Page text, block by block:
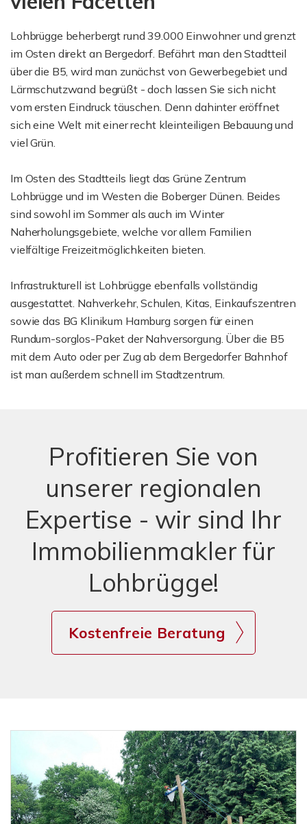
Lohbrügge beherbergt rund 39.000 Einwohner und grenzt
im Osten direkt an Bergedorf. Befährt man den Stadtteil
über die B5, wird man zunächst von Gewerbegebiet und
Lärmschutzwand begrüßt - doch lassen Sie sich nicht
vom ersten Eindruck täuschen. Denn dahinter eröffnet
sich eine Welt mit einer recht kleinteiligen Bebauung und
viel Grün.
Im Osten des Stadtteils liegt das Grüne Zentrum
Lohbrügge und im Westen die Boberger Dünen. Beides
sind sowohl im Sommer als auch im Winter
Naherholungsgebiete, welche vor allem Familien
vielfältige Freizeitmöglichkeiten bieten.
Infrastrukturell ist Lohbrügge ebenfalls vollständig
ausgestattet. Nahverkehr, Schulen, Kitas, Einkaufszentren
sowie das BG Klinikum Hamburg sorgen für einen
Rundum-sorglos-Paket der Nahversorgung. Über die B5
mit dem Auto oder per Zug ab dem Bergedorfer Bahnhof
ist man außerdem schnell im Stadtzentrum.
Profitieren Sie von
unserer regionalen
Expertise - wir sind Ihr
Immobilienmakler für
Lohbrügge!
Kostenfreie Beratung